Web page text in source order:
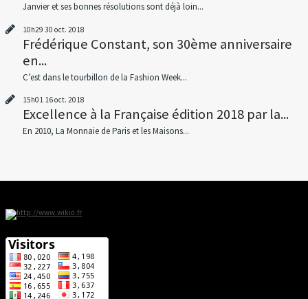
Janvier et ses bonnes résolutions sont déjà loin...
10h29 30 oct. 2018
Frédérique Constant, son 30ème anniversaire
en...
C’est dans le tourbillon de la Fashion Week...
15h01 16oct. 2018
Excellence à la Française édition 2018 par la...
En 2010, La Monnaie de Paris et les Maisons...